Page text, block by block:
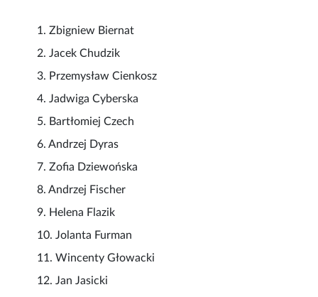
1. Zbigniew Biernat
2. Jacek Chudzik
3. Przemysław Cienkosz
4. Jadwiga Cyberska
5. Bartłomiej Czech
6. Andrzej Dyras
7. Zofia Dziewońska
8. Andrzej Fischer
9. Helena Flazik
10. Jolanta Furman
11. Wincenty Głowacki
12. Jan Jasicki